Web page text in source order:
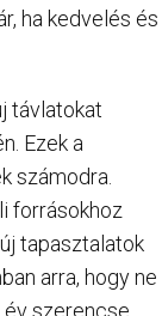
ha kedvelés és
távlatokat
Ezek a
számodra.
forrásokhoz
tapasztalatok
arra, hogy ne
szerencse